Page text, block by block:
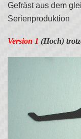
Gefräst aus dem
Serienproduktion
Version 1 (Hoch)